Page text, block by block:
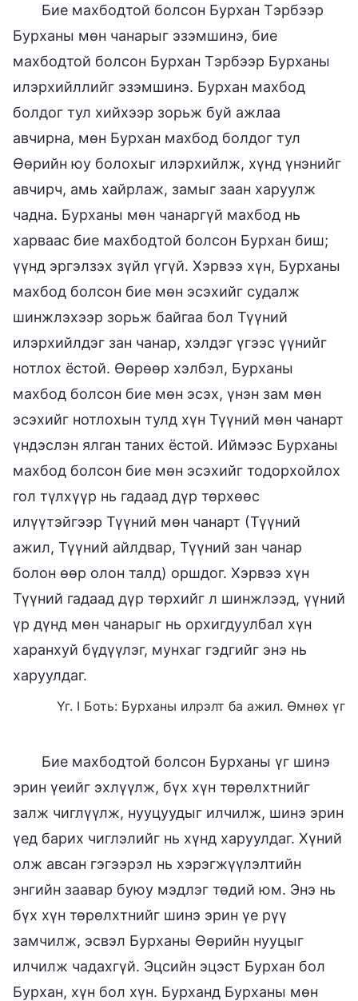
Бие махбодтой болсон Бурхан Тэрбээр
Бурханы мөн чанарыг эзэмшинэ, бие
махбодтой болсон Бурхан Тэрбээр Бурханы
илэрхийллийг эзэмшинэ. Бурхан махбод
болдог тул хийхээр зорьж буй ажлаа
авчирна, мөн Бурхан махбод болдог тул
Өөрийн юу болохыг илэрхийлж, хүнд үнэнийг
авчирч, амь хайрлаж, замыг заан харуулж
чадна. Бурханы мөн чанаргүй махбод нь
харваас бие махбодтой болсон Бурхан биш;
үүнд эргэлзэх зүйл үгүй. Хэрвээ хүн, Бурханы
махбод болсон бие мөн эсэхийг судалж
шинжлэхээр зорьж байгаа бол Түүний
илэрхийлдэг зан чанар, хэлдэг үгээс үүнийг
нотлох ёстой. Өөрөөр хэлбэл, Бурханы
махбод болсон бие мөн эсэх, үнэн зам мөн
эсэхийг нотлохын тулд хүн Түүний мөн чанарт
үндэслэн ялган таних ёстой. Иймээс Бурханы
махбод болсон бие мөн эсэхийг тодорхойлох
гол түлхүүр нь гадаад дүр төрхөөс
илүүтэйгээр Түүний мөн чанарт (Түүний
ажил, Түүний айлдвар, Түүний зан чанар
болон өөр олон талд) оршдог. Хэрвээ хүн
Түүний гадаад дүр төрхийг л шинжлээд, үүний
үр дүнд мөн чанарыг нь орхигдуулбал хүн
харанхуй бүдүүлэг, мунхаг гэдгийг энэ нь
харуулдаг.
Үг. I Боть: Бурханы илрэлт ба ажил. Өмнөх үг
Бие махбодтой болсон Бурханы үг шинэ
эрин үеийг эхлүүлж, бүх хүн төрөлхтнийг
залж чиглүүлж, нууцуудыг илчилж, шинэ эрин
үед барих чиглэлийг нь хүнд харуулдаг. Хүний
олж авсан гэгээрэл нь хэрэгжүүлэлтийн
энгийн заавар буюу мэдлэг төдий юм. Энэ нь
бүх хүн төрөлхтнийг шинэ эрин үе рүү
замчилж, эсвэл Бурханы Өөрийн нууцыг
илчилж чадахгүй. Эцсийн эцэст Бурхан бол
Бурхан, хүн бол хүн. Бурханд Бурханы мөн